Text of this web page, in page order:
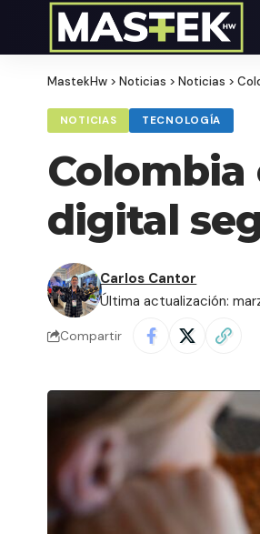
MastekHw > Noticias > Noticias >
NOTICIAS TECNOLOGÍA
Colombia
digital
Última actualización:
Carlos Cantor
Compartir